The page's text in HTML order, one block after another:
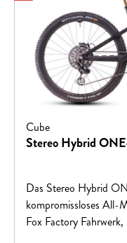
Cube
Stereo Hybrid
Das Stereo Hybrid
kompromissloses
Fox Factory